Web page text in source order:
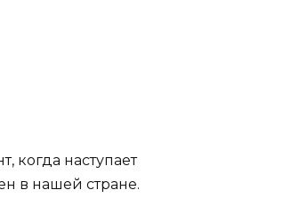
когда наступает
в нашей стране.